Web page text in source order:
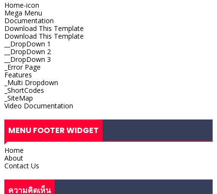
Home-icon
Mega Menu
Documentation
Download This Template
Download This Template
__DropDown 1
__DropDown 2
__DropDown 3
_Error Page
Features
_Multi Dropdown
_ShortCodes
_SiteMap
Video Documentation
MENU FOOTER WIDGET
Home
About
Contact Us
ความคิดเห็น